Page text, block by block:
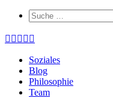
Soziales
Blog
Philosophie
Team